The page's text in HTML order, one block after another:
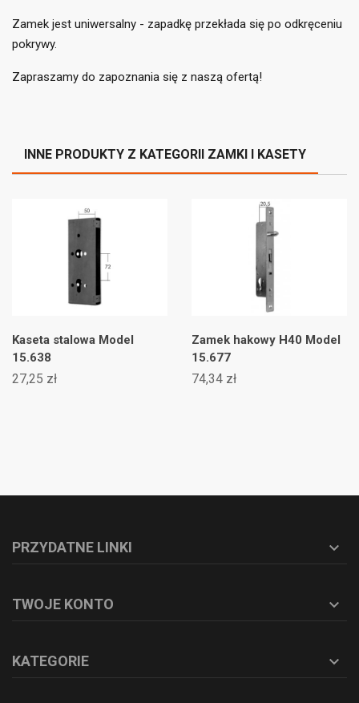
Zamek jest uniwersalny - zapadkę przekłada się po odkręceniu
pokrywy.
Zapraszamy do zapoznania się z naszą ofertą!
INNE PRODUKTY Z KATEGORII ZAMKI I KASETY
Kaseta stalowa Model
15.638
27,25 zł
Zamek hakowy H40 Model
15.677
74,34 zł
PRZYDATNE LINKI 
TWOJE KONTO 
KATEGORIE 